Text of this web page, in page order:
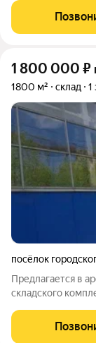
производства,
Преимущества
1 800 000 ₽
1800 м² склад 1
посёлок
Предлагается в
складского
производства,
Преимущества